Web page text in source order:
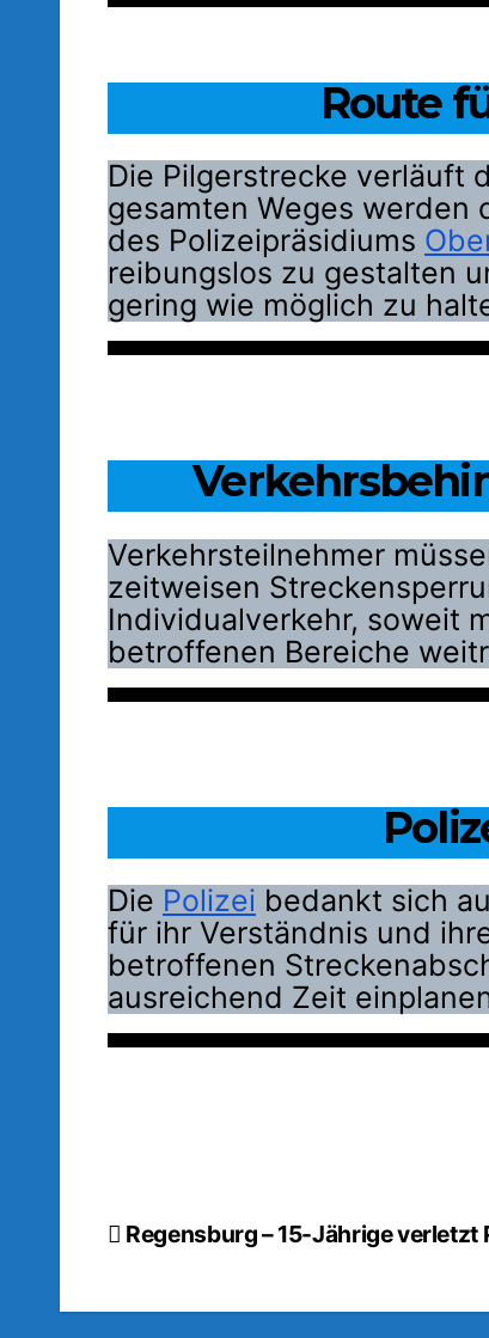
Route
Die Pilgerstrecke verläuft
gesamten Weges werden
des Polizeipräsidiums
reibungslos zu gestalten
gering wie möglich zu
Verkehrsteilnehmer
zeitweisen
Individualverkehr, soweit
betroffenen Bereiche
Die Polizei bedankt sich
für ihr Verständnis und
betroffenen
ausreichend Zeit
Beitragsnavigation
Regensburg – 15-Jährige verletzt